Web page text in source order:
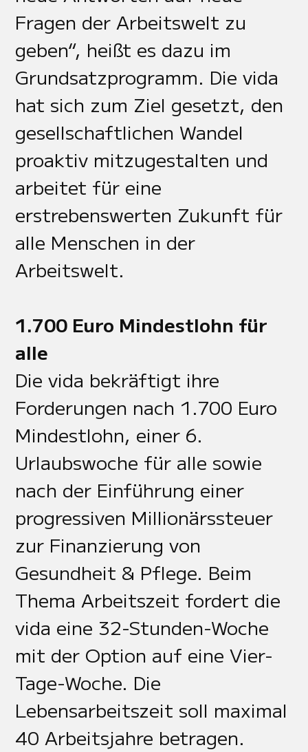
Fragen der Arbeitswelt zu
geben“, heißt es dazu im
Grundsatzprogramm. Die vida
hat sich zum Ziel gesetzt, den
gesellschaftlichen Wandel
proaktiv mitzugestalten und
arbeitet für eine
erstrebenswerten Zukunft für
alle Menschen in der
Arbeitswelt.
1.700 Euro Mindestlohn für
alle
Die vida bekräftigt ihre
Forderungen nach 1.700 Euro
Mindestlohn, einer 6.
Urlaubswoche für alle sowie
nach der Einführung einer
progressiven Millionärssteuer
zur Finanzierung von
Gesundheit & Pflege. Beim
Thema Arbeitszeit fordert die
vida eine 32-Stunden-Woche
mit der Option auf eine Vier-
Tage-Woche. Die
Lebensarbeitszeit soll maximal
40 Arbeitsjahre betragen.